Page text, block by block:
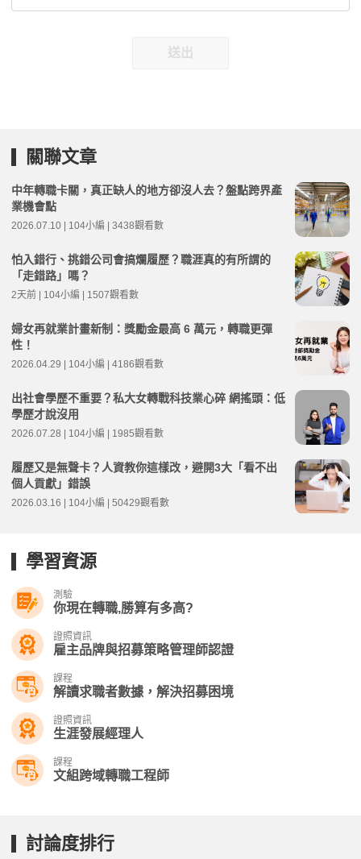
送出
關聯文章
中年轉職卡關，真正缺人的地方卻沒人去？盤點跨界產
業機會點
2026.07.10 | 104小編 | 3438觀看數
怕入錯行、挑錯公司會搞爛履歷？職涯真的有所謂的
「走錯路」嗎？
2天前 | 104小編 | 1507觀看數
婦女再就業計畫新制：獎勵金最高 6 萬元，轉職更彈
性！
2026.04.29 | 104小編 | 4186觀看數
出社會學歷不重要？私大女轉戰科技業心碎 網搖頭：低
學歷才說沒用
2026.07.28 | 104小編 | 1985觀看數
履歷又是無聲卡？人資教你這樣改，避開3大「看不出
個人貢獻」錯誤
2026.03.16 | 104小編 | 50429觀看數
學習資源
測驗
你現在轉職,勝算有多高?
證照資訊
雇主品牌與招募策略管理師認證
課程
解讀求職者數據，解決招募困境
證照資訊
生涯發展經理人
課程
文組跨域轉職工程師
討論度排行